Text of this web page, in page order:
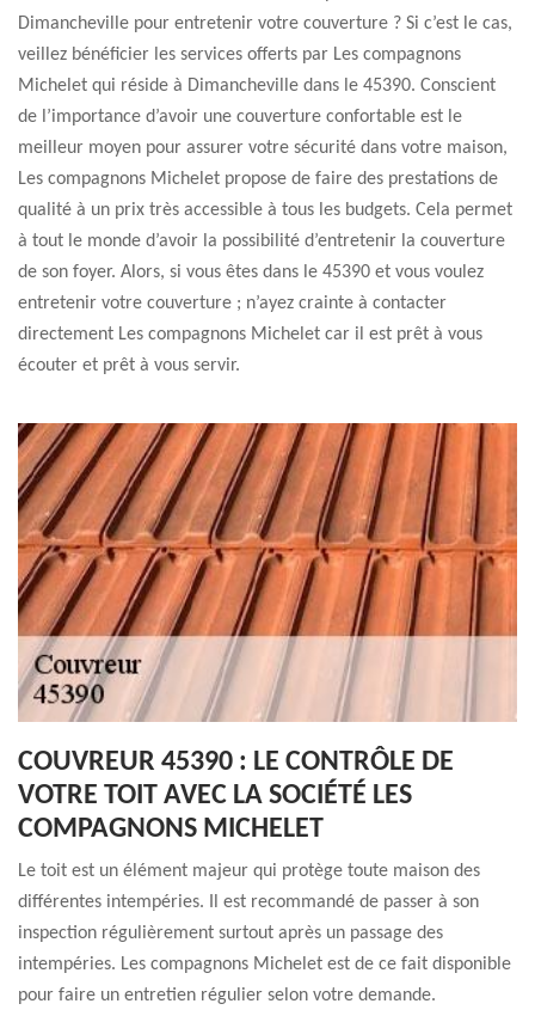
Dimancheville pour entretenir votre couverture ? Si c’est le cas,
veillez bénéficier les services offerts par Les compagnons
Michelet qui réside à Dimancheville dans le 45390. Conscient
de l’importance d’avoir une couverture confortable est le
meilleur moyen pour assurer votre sécurité dans votre maison,
Les compagnons Michelet propose de faire des prestations de
qualité à un prix très accessible à tous les budgets. Cela permet
à tout le monde d’avoir la possibilité d’entretenir la couverture
de son foyer. Alors, si vous êtes dans le 45390 et vous voulez
entretenir votre couverture ; n’ayez crainte à contacter
directement Les compagnons Michelet car il est prêt à vous
écouter et prêt à vous servir.
COUVREUR 45390 : LE CONTRÔLE DE
VOTRE TOIT AVEC LA SOCIÉTÉ LES
COMPAGNONS MICHELET
Le toit est un élément majeur qui protège toute maison des
différentes intempéries. Il est recommandé de passer à son
inspection régulièrement surtout après un passage des
intempéries. Les compagnons Michelet est de ce fait disponible
pour faire un entretien régulier selon votre demande.